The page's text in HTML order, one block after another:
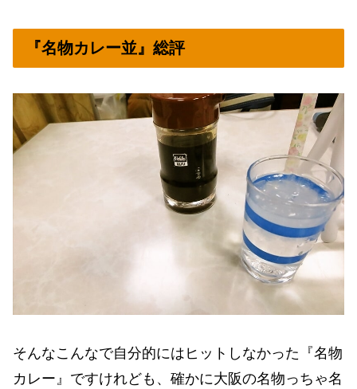
『名物カレー並』総評
そんなこんなで自分的にはヒットしなかった『名物
カレー』ですけれども、確かに大阪の名物っちゃ名